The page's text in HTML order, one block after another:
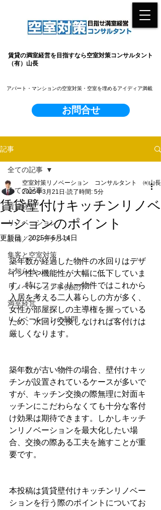
賃貸の満室経営を目指すなら空室対策コンサルタント
（有）山長
お問合せ
​アパート・マンションの空室対策・空室を埋めるアイディア満載
記事
全ての記事
賃貸経営
リノベーション
設備／メンテナンス
集客と空室対策
お知らせ
リノベーション事例紹介
満室経営
リノベーションの疑問
全ての記事
賃貸壁付けキッチンリノベ
ーションのポイント
空室対策リノベーション コンサルタント ㈲山長
2025年3月21日 読了時間: 5分
更新日：2025年6月14日
築年数が経過した物件の水回りはデザ
イン性や機能性が大幅に低下していま
す。特にファミリー物件ではこれから
入居を考える二人暮らしの方が多く、
女性が部屋探しの主導権を握っている
ため、水回り交換しなければ客付けは
厳しくなります。
築年数が古い物件の場合、壁付けキッ
チンが設置されているケースが多いで
すが、キッチン交換の際無理に対面キ
ッチンにこだわらなくても十分な客付
け効果は期待できます。しかしキッチ
ンリノベーションを最大化したい場
合、交換の際ある工夫を施すことが重
要です。
本投稿は賃貸壁付けキッチンリノベー
ションを行う際のポイントについてお